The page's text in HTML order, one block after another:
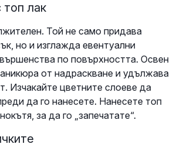
топ лак
Той не само придава
но и изглажда евентуални
по повърхността. Освен
от надраскване и удължава
Изчакайте цветните слоеве да
да го нанесете. Нанесете топ
за да го „запечатате“.